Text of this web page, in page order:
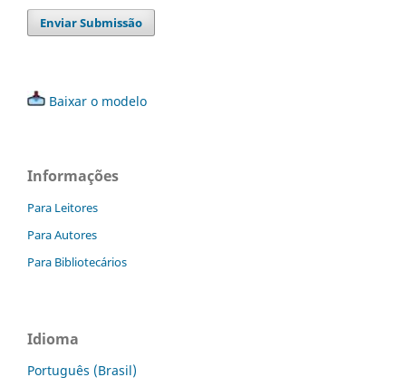
Enviar Submissão
Baixar o modelo
Informações
Para Leitores
Para Autores
Para Bibliotecários
Idioma
Português (Brasil)